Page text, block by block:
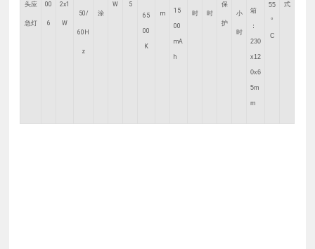
头应
急灯
00
6
2x1
W
50/
60H
z
涂
W 5
65
00
K
m 1 5
00
mA
h
时 时
保
护
小
时
箱
：
230
x12
0x6
5m
m
55
°
C
式